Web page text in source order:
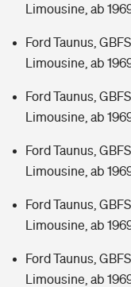
Limousine, ab
Ford Taunus,
Limousine, ab
Ford Taunus,
Limousine, ab
Ford Taunus,
Limousine, ab
Ford Taunus,
Limousine, ab
Ford Taunus,
Limousine, ab